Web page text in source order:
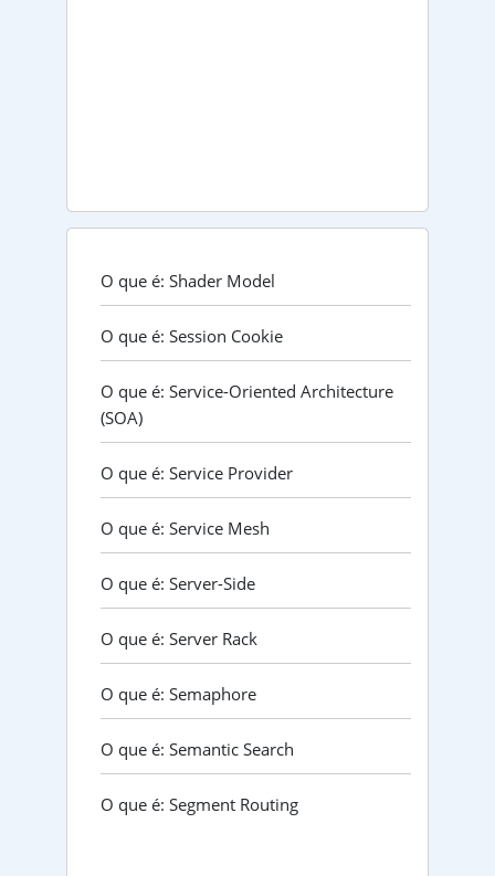
O que é: Shader Model
O que é: Session Cookie
O que é: Service-Oriented Architecture
(SOA)
O que é: Service Provider
O que é: Service Mesh
O que é: Server-Side
O que é: Server Rack
O que é: Semaphore
O que é: Semantic Search
O que é: Segment Routing